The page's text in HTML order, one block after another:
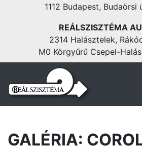
1112 Budapest, Budaörsi
REÁLSZISZTÉMA
2314 Halásztelek,
M0 Körgyűrű Csepel-
Proace Van
Nettó 11 205 000 Ft-tól
Proace Verso
GALÉRIA: